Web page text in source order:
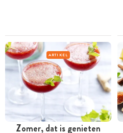
ARTIKEL
Zomer, dat is genieten